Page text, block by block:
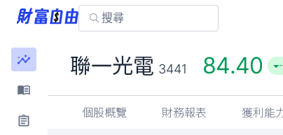
聯一光電 3441 84.40
個股概覽 財務報表 獲利能